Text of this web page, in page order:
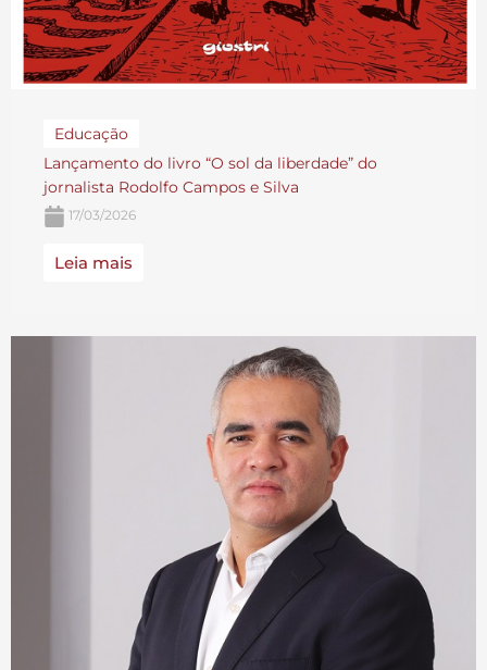
Educação
Lançamento do livro “O sol da liberdade” do
jornalista Rodolfo Campos e Silva
17/03/2026
Leia mais